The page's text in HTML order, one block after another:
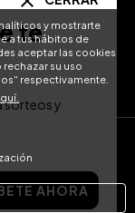
y mostrarte
a tus hábitos de
aceptar las cookies
su uso
respectivamente.
CEST)
te
sorteos y
AHORA